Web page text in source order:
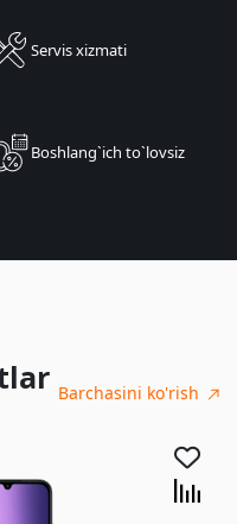
Servis xizmati
Boshlang`ich to`lovsiz
Barchasini ko'rish